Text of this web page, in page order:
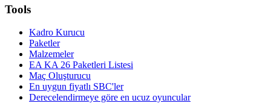
Tools
Kadro Kurucu
Paketler
Malzemeler
EA KA 26 Paketleri Listesi
Maç Oluşturucu
En uygun fiyatlı SBC'ler
Derecelendirmeye göre en ucuz oyuncular